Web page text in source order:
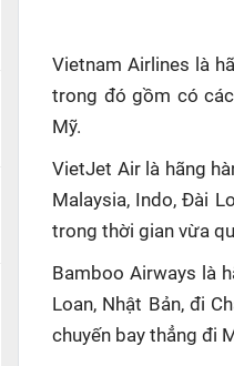
Vietnam Airlines là
trong đó gồm có
Mỹ.
VietJet Air là hãng
Malaysia, Indo, Đài
trong thời gian vừa
Bamboo Airways là
Loan, Nhật Bản, đi
chuyến bay thẳng đi